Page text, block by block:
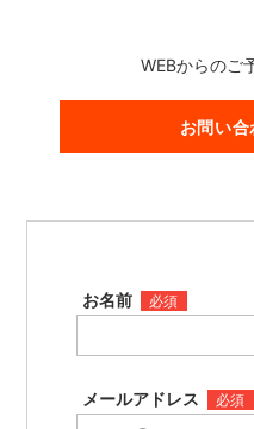
WEBからのご
お問い
お名前 必須
メールアドレス 必須